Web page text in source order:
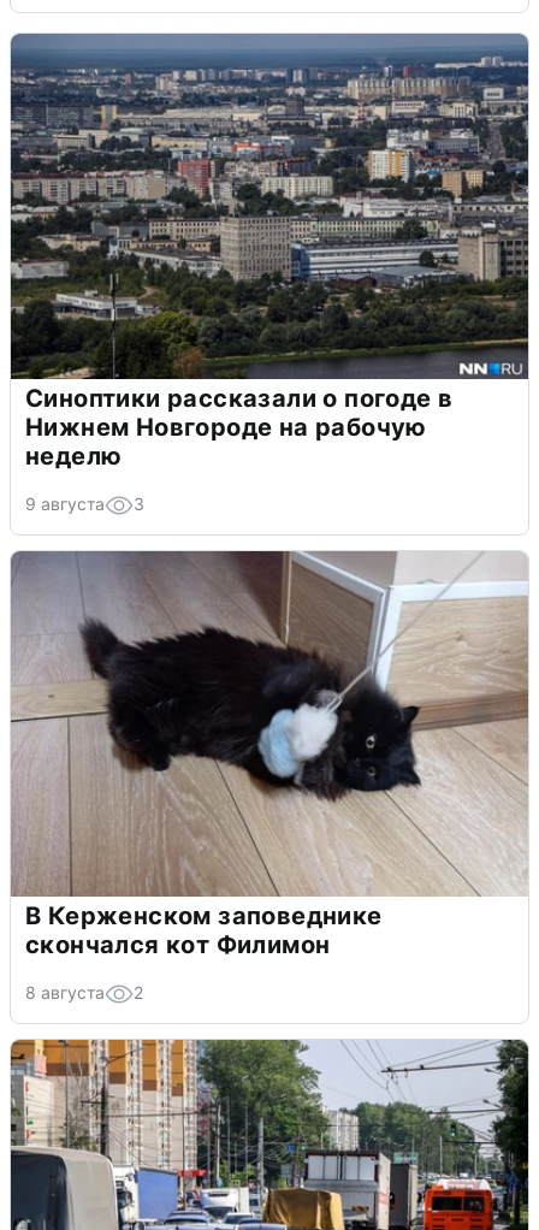
Синоптики рассказали о погоде в
Нижнем Новгороде на рабочую
неделю
9 августа 3
В Керженском заповеднике
скончался кот Филимон
8 августа 2